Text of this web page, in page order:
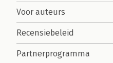
Voor auteurs
Recensiebeleid
Partnerprogramma